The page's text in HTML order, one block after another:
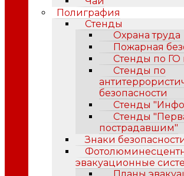
Полиграфия
Стенды
Охрана труда
Пожарная
Стенды по ГО
Стенды по
безопасности
Стенды
Стенды
пострадавшим"
Знаки
эвакуационные